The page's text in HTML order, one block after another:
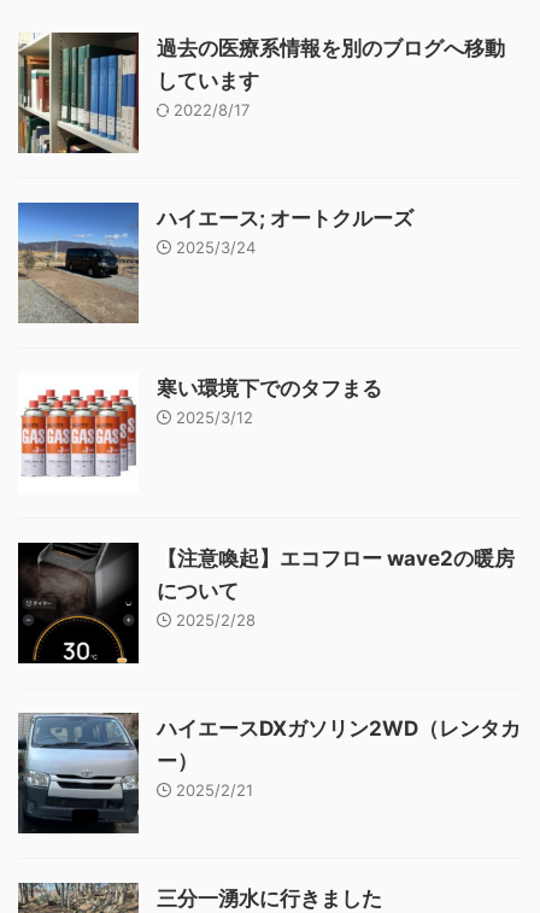
過去の医療系情報を別のブログへ移動
しています
2022/8/17
ハイエース; オートクルーズ
2025/3/24
寒い環境下でのタフまる
2025/3/12
【注意喚起】エコフロー wave2の暖房
について
2025/2/28
ハイエースDXガソリン2WD（レンタカ
ー）
2025/2/21
三分一湧水に行きました